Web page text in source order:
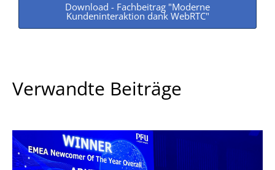
Download - Fachbeitrag "Moderne
Kundeninteraktion dank WebRTC"
Verwandte Beiträge